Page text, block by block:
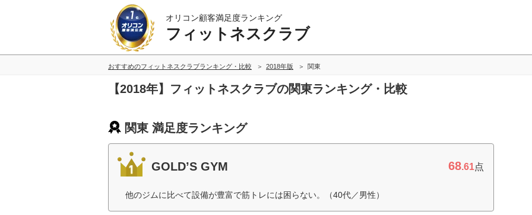
オリコン顧客満足度ランキング
フィットネスクラブ
おすすめのフィットネスクラブランキング・比較 2018年版 関東
【2018年】フィットネスクラブの関東ランキング・比較
関東 満足度ランキング
GOLD’S GYM 68.61点
他のジムに比べて設備が豊富で筋トレには困らない。（40代／男性）